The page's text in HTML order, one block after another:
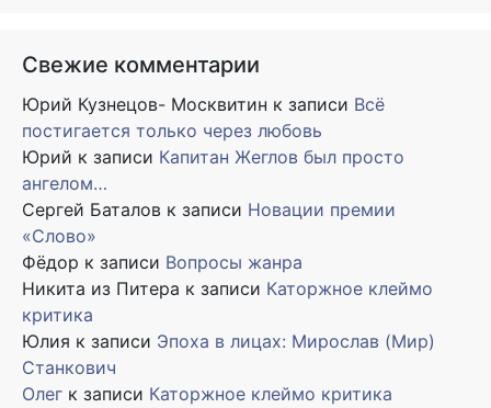
Свежие комментарии
Юрий Кузнецов- Москвитин к записи Всё
постигается только через любовь
Юрий к записи Капитан Жеглов был просто
ангелом…
Сергей Баталов к записи Новации премии
«Слово»
Фёдор к записи Вопросы жанра
Никита из Питера к записи Каторжное клеймо
критика
Юлия к записи Эпоха в лицах: Мирослав (Мир)
Станкович
Олег к записи Каторжное клеймо критика